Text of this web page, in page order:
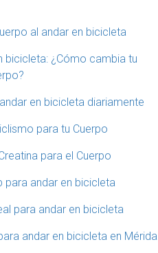
al andar en bicicleta
bicicleta: ¿Cómo cambia tu
en bicicleta diariamente
para tu Cuerpo
para el Cuerpo
para andar en bicicleta
para andar en bicicleta
andar en bicicleta en Mérida